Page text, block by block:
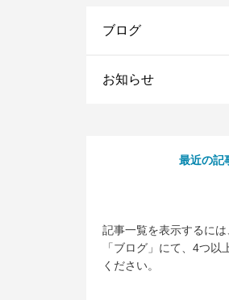
ブログ
お知らせ
最近の記
記事一覧を表示するに
「ブログ」にて、4つ以
ください。